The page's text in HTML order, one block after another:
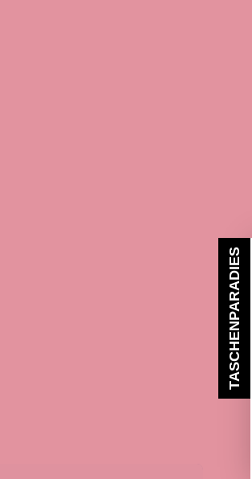
TASCHENPARADIES